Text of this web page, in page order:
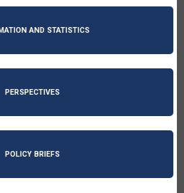
AND STATISTICS
PERSPECTIVES
POLICY BRIEFS